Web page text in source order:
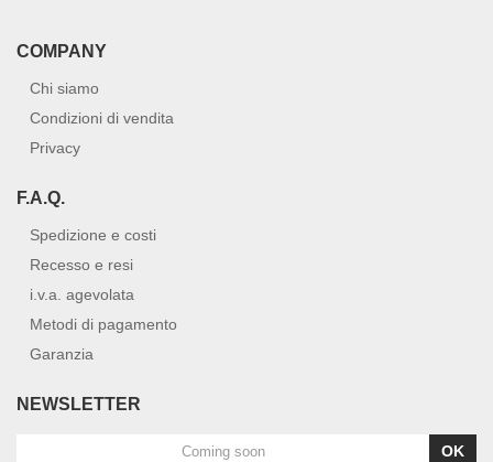
COMPANY
Chi siamo
Condizioni di vendita
Privacy
F.A.Q.
Spedizione e costi
Recesso e resi
i.v.a. agevolata
Metodi di pagamento
Garanzia
NEWSLETTER
OK